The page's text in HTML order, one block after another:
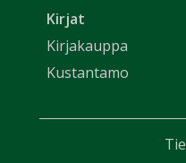
Kirjat
Kirjakauppa
Kustantamo